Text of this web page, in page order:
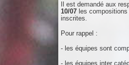
Il est demandé aux
10/07 les
inscrites.
Pour rappel :
- les équipes sont
- les équipes inter